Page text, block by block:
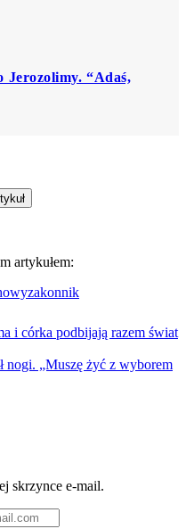
Jerozolimy. “Adaś,
artykułem:
zakonnik
i córka podbijają razem świat
nogi. „Muszę żyć z wyborem
skrzynce e-mail.